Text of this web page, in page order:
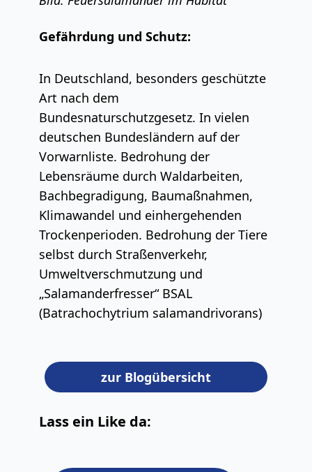
Gefährdung und Schutz:
In Deutschland, besonders geschützte
Art nach dem
Bundesnaturschutzgesetz. In vielen
deutschen Bundesländern auf der
Vorwarnliste. Bedrohung der
Lebensräume durch Waldarbeiten,
Bachbegradigung, Baumaßnahmen,
Klimawandel und einhergehenden
Trockenperioden. Bedrohung der Tiere
selbst durch Straßenverkehr,
Umweltverschmutzung und
„Salamanderfresser“ BSAL
(Batrachochytrium salamandrivorans)
zur Blogübersicht
Lass ein Like da: